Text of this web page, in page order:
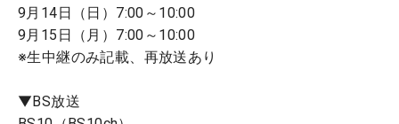
9月14日（日）7:00～10:00
9月15日（月）7:00～10:00
※生中継のみ記載、再放送あり
▼BS放送